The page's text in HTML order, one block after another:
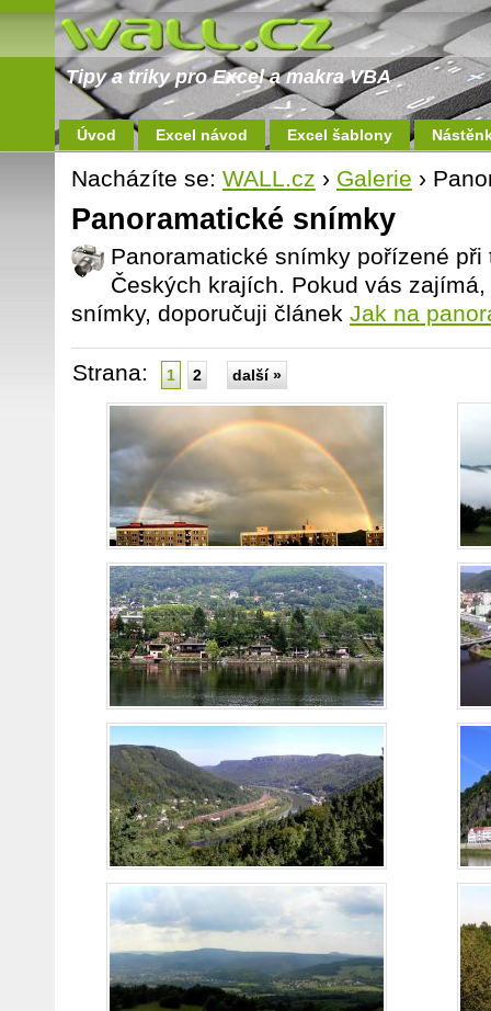
Tipy a triky pro Excel a makra VBA
Úvod Excel návod Excel šablony
Nacházíte se: WALL.cz › Galerie ›
Panoramatické snímky
Panoramatické snímky pořízené
Českých krajích. Pokud vás
snímky, doporučuji článek Jak na
Strana: 1 2 další »